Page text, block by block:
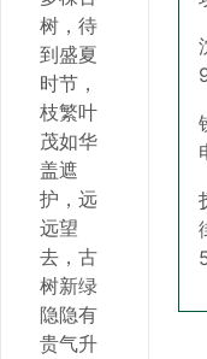
树，待
到盛夏
时节，
枝繁叶
茂如华
盖遮
护，远
远望
去，古
树新绿
隐隐有
贵气升